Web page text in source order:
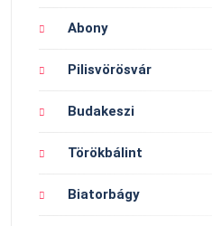
Abony
Pilisvörösvár
Budakeszi
Törökbálint
Biatorbágy